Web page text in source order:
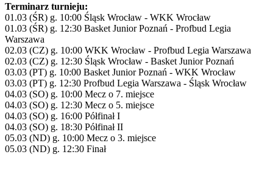
Terminarz turnieju:
01.03 (ŚR) g. 10:00 Śląsk Wrocław - WKK Wrocław
01.03 (ŚR) g. 12:30 Basket Junior Poznań - Profbud Legia
Warszawa
02.03 (CZ) g. 10:00 WKK Wrocław - Profbud Legia Warszawa
02.03 (CZ) g. 12:30 Śląsk Wrocław - Basket Junior Poznań
03.03 (PT) g. 10:00 Basket Junior Poznań - WKK Wrocław
03.03 (PT) g. 12:30 Profbud Legia Warszawa - Śląsk Wrocław
04.03 (SO) g. 10:00 Mecz o 7. miejsce
04.03 (SO) g. 12:30 Mecz o 5. miejsce
04.03 (SO) g. 16:00 Półfinał I
04.03 (SO) g. 18:30 Półfinał II
05.03 (ND) g. 10:00 Mecz o 3. miejsce
05.03 (ND) g. 12:30 Finał